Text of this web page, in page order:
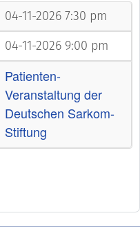
04-11-2026 7:30 pm
04-11-2026 9:00 pm
Patienten-
Veranstaltung der
Deutschen Sarkom-
Stiftung